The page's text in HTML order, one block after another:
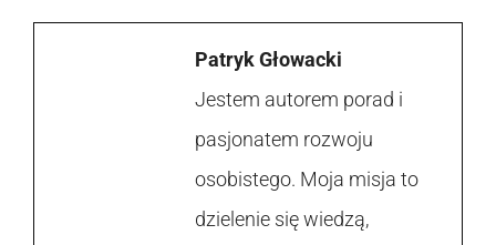
Patryk Głowacki
Jestem autorem porad i
pasjonatem rozwoju
osobistego. Moja misja to
dzielenie się wiedzą,